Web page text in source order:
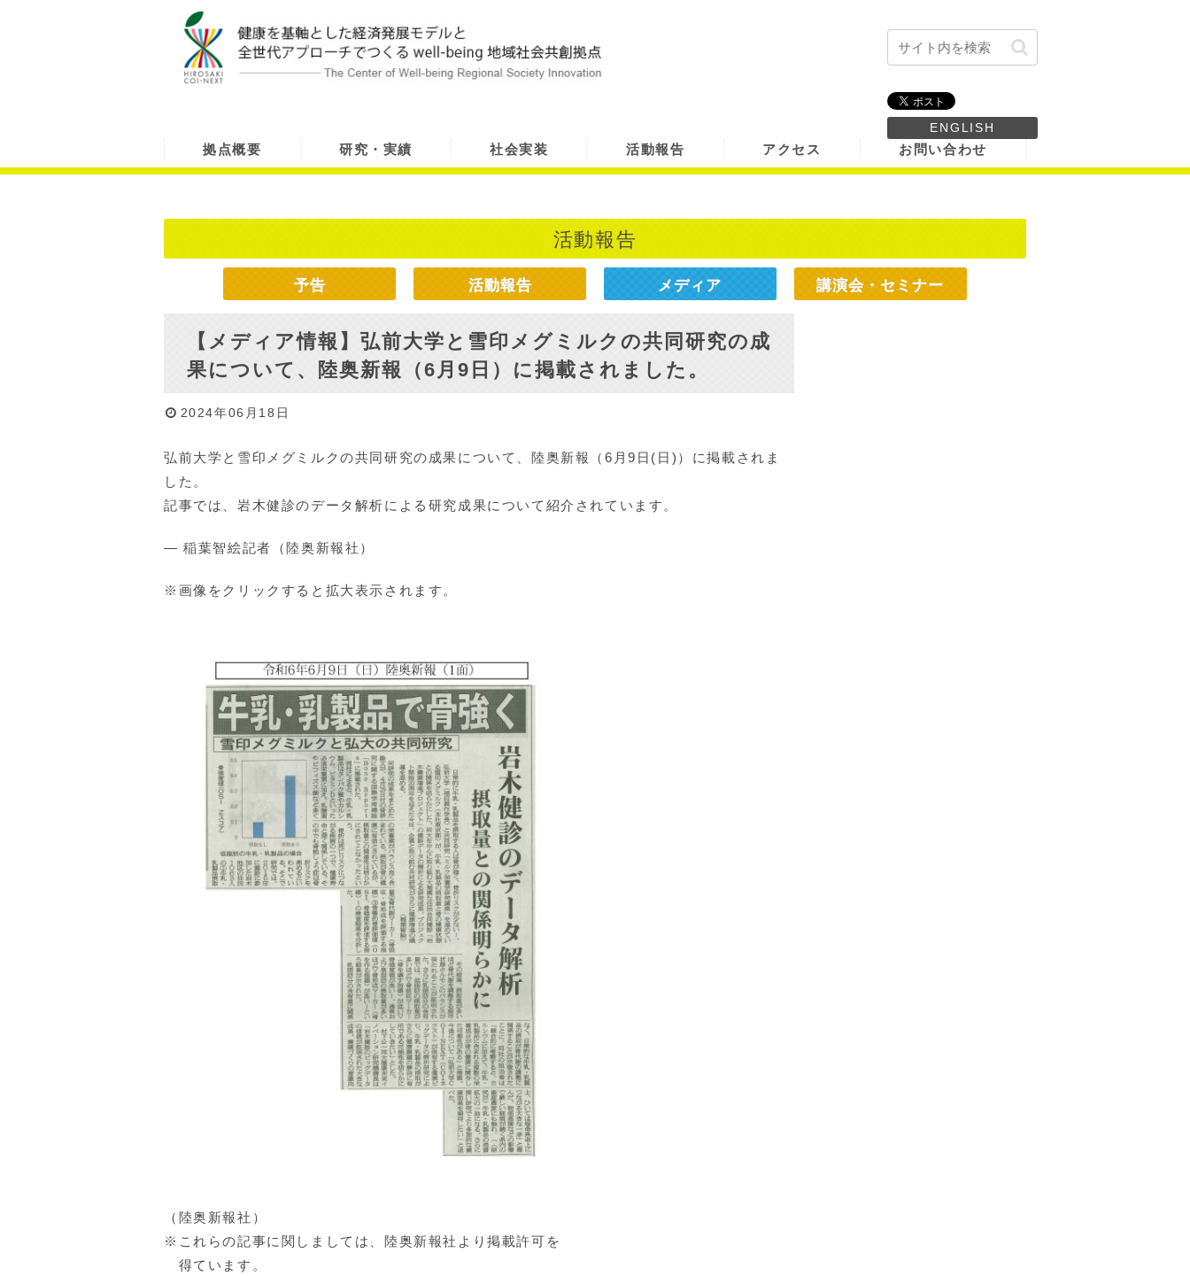
ENGLISH
拠点概要 研究・実績 社会実装 活動報告 アクセス お問い合わせ
活動報告
予告 活動報告 メディア 講演会・セミナー
【メディア情報】弘前大学と雪印メグミルクの共同研究の成
果について、陸奥新報（6月9日）に掲載されました。
2024年06月18日
弘前大学と雪印メグミルクの共同研究の成果について、陸奥新報（6月9日(日)）に掲載されま
した。
記事では、岩木健診のデータ解析による研究成果について紹介されています。
― 稲葉智絵記者（陸奥新報社）
※画像をクリックすると拡大表示されます。
（陸奥新報社）
※これらの記事に関しましては、陸奥新報社より掲載許可を
得ています。